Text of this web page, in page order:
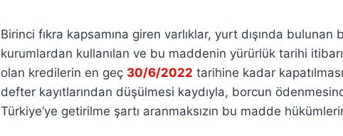
Birinci fıkra kapsamına giren varlıklar, yurt dışında
kurumlardan kullanılan ve bu maddenin yürürlük tarihi
olan kredilerin en geç 30/6/2022 tarihine kadar
defter kayıtlarından düşülmesi kaydıyla, borcun
Türkiye’ye getirilme şartı aranmaksızın bu madde